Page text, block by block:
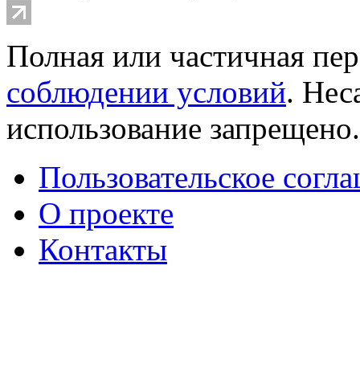
Полная или частичная
соблюдении условий.
использование
Пользовательское
О проекте
Контакты